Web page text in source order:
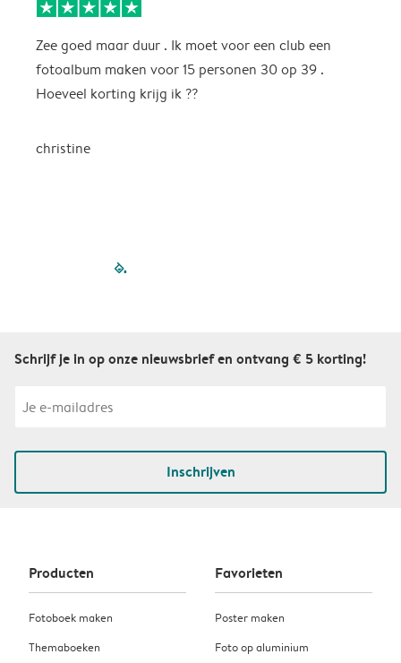
Zee goed maar duur . Ik moet voor een club een
fotoalbum maken voor 15 personen 30 op 39 .
Hoeveel korting krijg ik ??
christine
filled-pagination
Schrijf je in op onze nieuwsbrief en ontvang € 5 korting!
Inschrijven
Producten
Fotoboek maken
Themaboeken
Favorieten
Poster maken
Foto op aluminium